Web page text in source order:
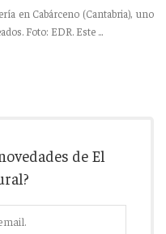
en Cabárceno (Cantabria), uno
Foto: EDR. Este ...
de El